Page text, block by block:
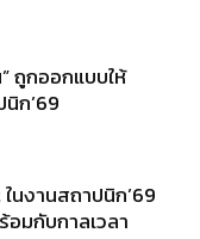
ถูกออกแบบให้
ก’69
นงานสถาปนิก’69
อมกับกาลเวลา